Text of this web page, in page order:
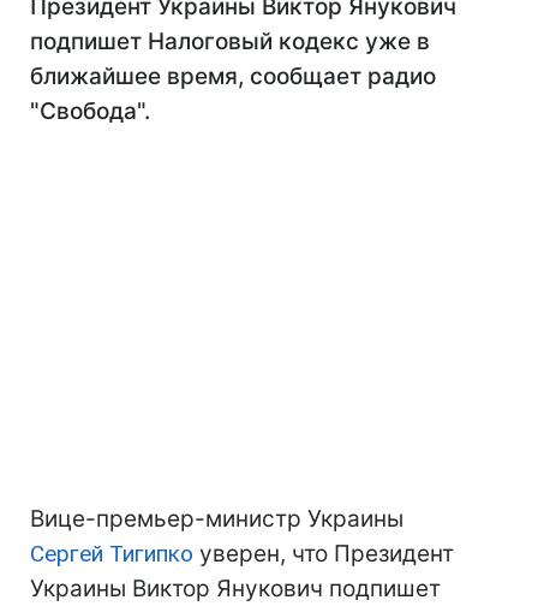
Президент Украины Виктор Янукович
подпишет Налоговый кодекс уже в
ближайшее время, сообщает радио
"Свобода".
Вице-премьер-министр Украины
Сергей Тигипко уверен, что Президент
Украины Виктор Янукович подпишет